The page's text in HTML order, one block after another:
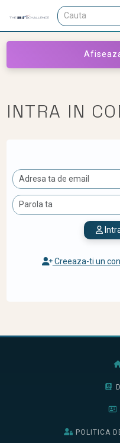
INTRA IN
Creeaza-ti un
POLITICA